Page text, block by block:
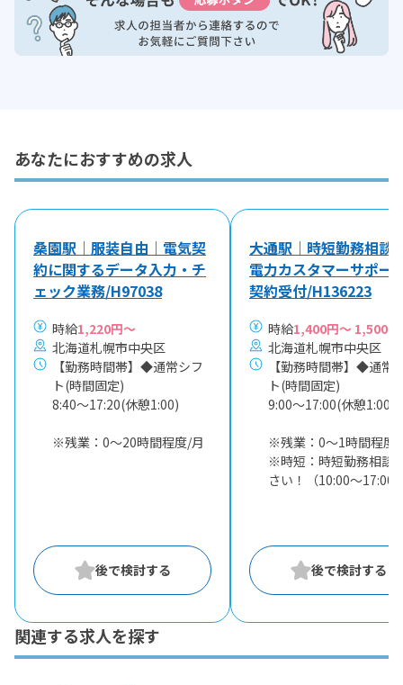
あなたにおすすめの求人
桑園駅｜服装自由｜電気契
約に関するデータ入力・チ
ェック業務/H97038
時給1,220円～
北海道札幌市中央区
【勤務時間帯】◆通常シフ
ト(時間固定)
8:40〜17:20(休憩1:00)
※残業：0〜20時間程度/月
大通駅｜時短勤務相談
電力カスタマーサポー
契約受付/H136223
時給1,400円～ 1,500円
北海道札幌市中央区
【勤務時間帯】◆通常
ト(時間固定)
9:00〜17:00(休憩1:00)
※残業：0〜1時間程度/
※時短：時短勤務相談
さい！（10:00～17:00
関連する求人を探す